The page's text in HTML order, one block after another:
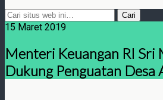
15 Maret 2019
Menteri Keuangan RI Sri
Dukung Penguatan Desa